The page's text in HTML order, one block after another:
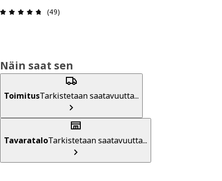
: 4.7 / 5 tähteä. Arvostelut yhteensä: 49
(49)
Näin saat sen
ToimitusTarkistetaan saatavuutta...
TavarataloTarkistetaan saatavuutta...